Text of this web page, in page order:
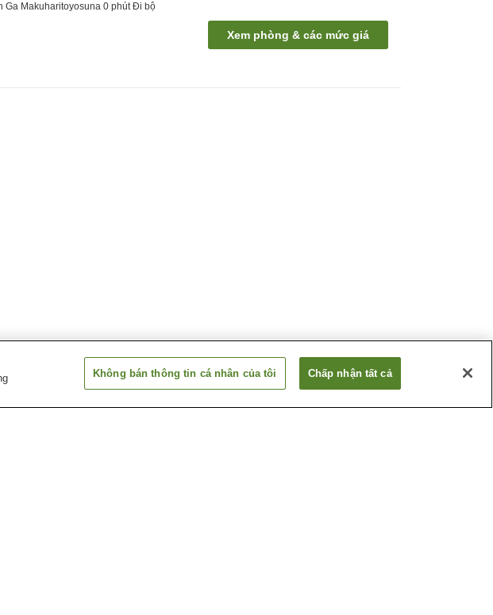
Ga Makuharitoyosuna0 phútĐi bộ
Xem phòng & các mức giá
Không bán thông tin cá nhân của tôi Chấp nhận tất cả